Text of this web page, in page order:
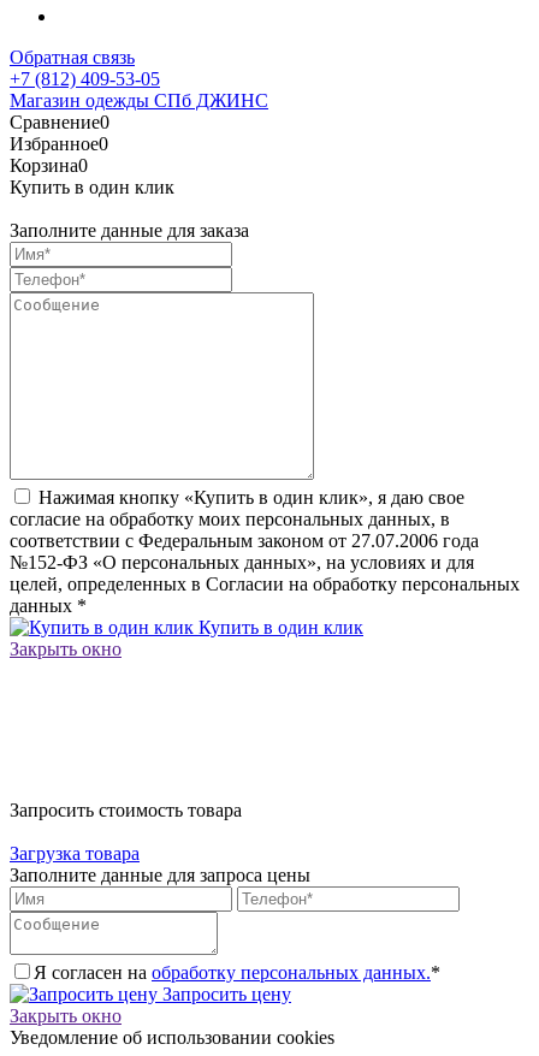
Обратная связь
+7 (812) 409-53-05
Магазин одежды СПб ДЖИНС
Сравнение0
Избранное0
Корзина0
Купить в один клик
Заполните данные для заказа
Нажимая кнопку «Купить в один клик», я даю свое
согласие на обработку моих персональных данных, в
соответствии с Федеральным законом от 27.07.2006 года
№152-ФЗ «О персональных данных», на условиях и для
целей, определенных в Согласии на обработку персональных
данных *
Купить в один клик
Закрыть окно
Запросить стоимость товара
Загрузка товара
Заполните данные для запроса цены
Я согласен на обработку персональных данных.*
Запросить цену
Закрыть окно
Уведомление об использовании cookies